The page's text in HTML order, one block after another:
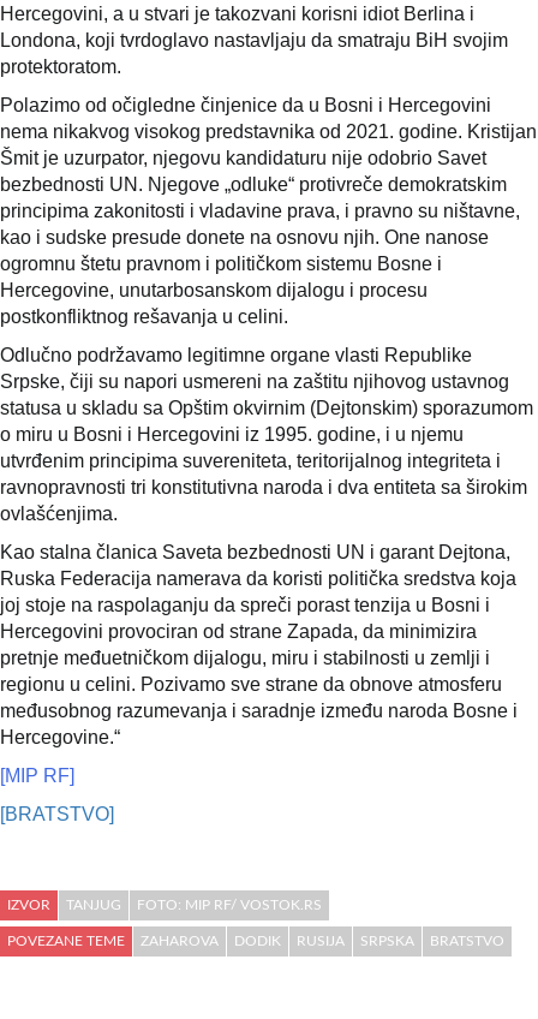
Hercegovini, a u stvari je takozvani korisni idiot Berlina i
Londona, koji tvrdoglavo nastavljaju da smatraju BiH svojim
protektoratom.
Polazimo od očigledne činjenice da u Bosni i Hercegovini
nema nikakvog visokog predstavnika od 2021. godine. Kristijan
Šmit je uzurpator, njegovu kandidaturu nije odobrio Savet
bezbednosti UN. Njegove „odluke“ protivreče demokratskim
principima zakonitosti i vladavine prava, i pravno su ništavne,
kao i sudske presude donete na osnovu njih. One nanose
ogromnu štetu pravnom i političkom sistemu Bosne i
Hercegovine, unutarbosanskom dijalogu i procesu
postkonfliktnog rešavanja u celini.
Odlučno podržavamo legitimne organe vlasti Republike
Srpske, čiji su napori usmereni na zaštitu njihovog ustavnog
statusa u skladu sa Opštim okvirnim (Dejtonskim) sporazumom
o miru u Bosni i Hercegovini iz 1995. godine, i u njemu
utvrđenim principima suvereniteta, teritorijalnog integriteta i
ravnopravnosti tri konstitutivna naroda i dva entiteta sa širokim
ovlašćenjima.
Kao stalna članica Saveta bezbednosti UN i garant Dejtona,
Ruska Federacija namerava da koristi politička sredstva koja
joj stoje na raspolaganju da spreči porast tenzija u Bosni i
Hercegovini provociran od strane Zapada, da minimizira
pretnje međuetničkom dijalogu, miru i stabilnosti u zemlji i
regionu u celini. Pozivamo sve strane da obnove atmosferu
međusobnog razumevanja i saradnje između naroda Bosne i
Hercegovine.“
[MIP RF]
[BRATSTVO]
IZVOR TANJUG FOTO: MIP RF/ VOSTOK.RS
POVEZANE TEME ZAHAROVA DODIK RUSIJA SRPSKA BRATSTVO